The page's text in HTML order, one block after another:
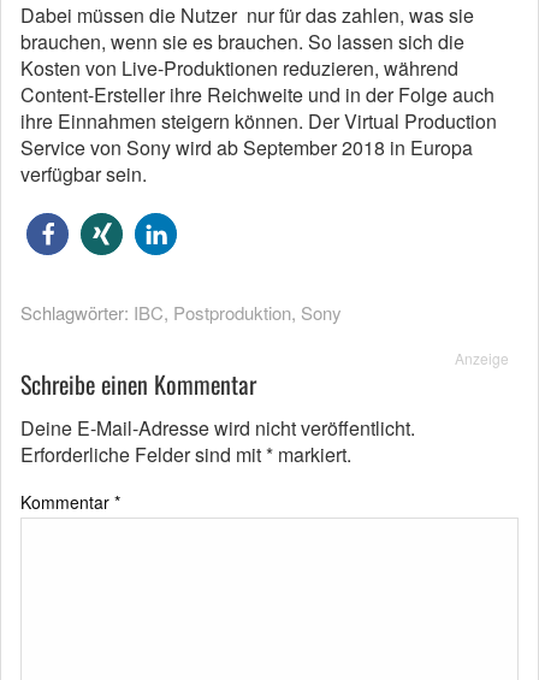
Dabei müssen die Nutzer nur für das zahlen, was sie
brauchen, wenn sie es brauchen. So lassen sich die
Kosten von Live-Produktionen reduzieren, während
Content-Ersteller ihre Reichweite und in der Folge auch
ihre Einnahmen steigern können. Der Virtual Production
Service von Sony wird ab September 2018 in Europa
verfügbar sein.
Schlagwörter: IBC, Postproduktion, Sony
Anzeige
Schreibe einen Kommentar
Deine E-Mail-Adresse wird nicht veröffentlicht.
Erforderliche Felder sind mit* markiert.
Kommentar *